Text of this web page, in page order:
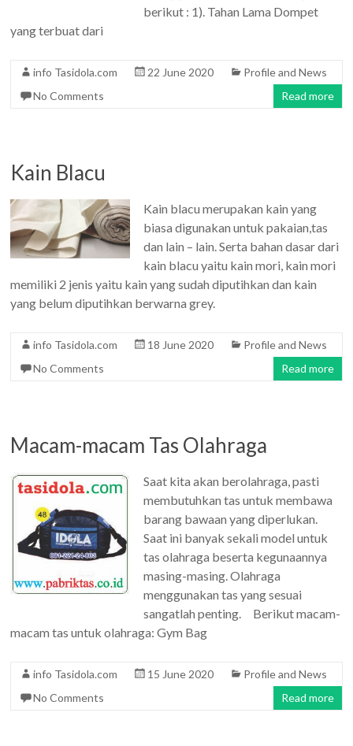
berikut : 1). Tahan Lama Dompet
yang terbuat dari
info Tasidola.com 22 June 2020
Profile and News
No Comments
Read more
Kain Blacu
Kain blacu merupakan kain yang
biasa digunakan untuk pakaian,tas
dan lain – lain. Serta bahan dasar dari
kain blacu yaitu kain mori, kain mori
memiliki 2 jenis yaitu kain yang sudah diputihkan dan kain
yang belum diputihkan berwarna grey.
info Tasidola.com 18 June 2020
Profile and News
No Comments
Read more
Macam-macam Tas Olahraga
Saat kita akan berolahraga, pasti
membutuhkan tas untuk membawa
barang bawaan yang diperlukan.
Saat ini banyak sekali model untuk
tas olahraga beserta kegunaannya
masing-masing. Olahraga
menggunakan tas yang sesuai
sangatlah penting. Berikut macam-
macam tas untuk olahraga: Gym Bag
info Tasidola.com 15 June 2020
Profile and News
No Comments
Read more